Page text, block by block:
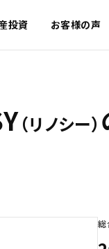
投資 お客様の声
（リノシー）
総